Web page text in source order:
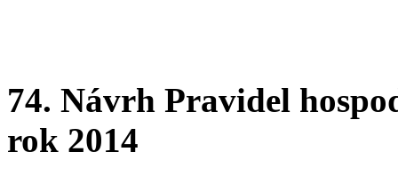
74. Návrh Pravidel
rok 2014